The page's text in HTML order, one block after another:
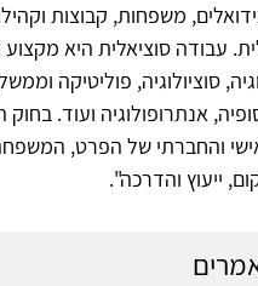
משפחות, קבוצות
עבודה סוציאלית היא מקצוע
סוציולוגיה, פוליטיקה
אנתרופולוגיה ועוד.
והחברתי של הפרט,
ייעוץ והדרכה".